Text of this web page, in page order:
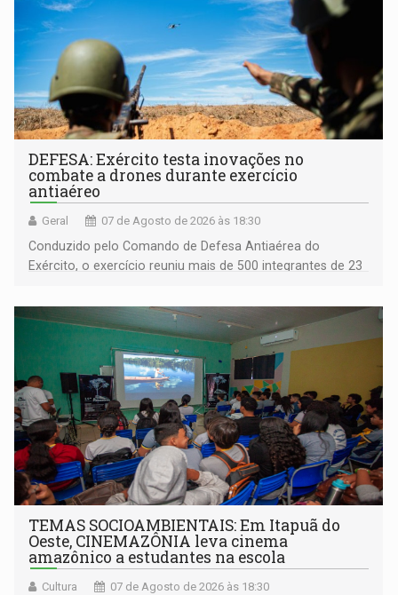
DEFESA: Exército testa inovações no
combate a drones durante exercício
antiaéreo
Geral 07 de Agosto de 2026 às 18:30
Conduzido pelo Comando de Defesa Antiaérea do
Exército, o exercício reuniu mais de 500 integrantes de 23
TEMAS SOCIOAMBIENTAIS: Em Itapuã do
Oeste, CINEMAZÔNIA leva cinema
amazônico a estudantes na escola
Cultura 07 de Agosto de 2026 às 18:30